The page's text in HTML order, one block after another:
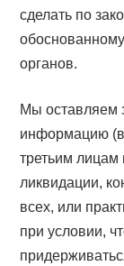
сделать по
органов.
Мы оставляем
информацию
третьим лицам
ликвидации,
всех, или
при условии,